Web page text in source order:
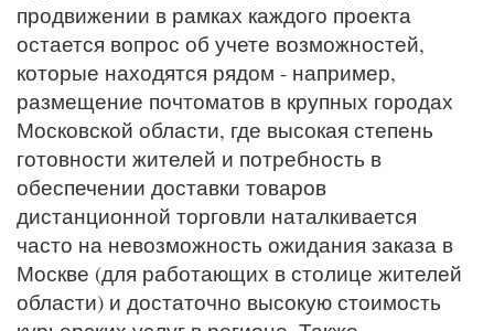
продвижении в рамках каждого проекта
остается вопрос об учете возможностей,
которые находятся рядом - например,
размещение почтоматов в крупных городах
Московской области, где высокая степень
готовности жителей и потребность в
обеспечении доставки товаров
дистанционной торговли наталкивается
часто на невозможность ожидания заказа в
Москве (для работающих в столице жителей
области) и достаточно высокую стоимость